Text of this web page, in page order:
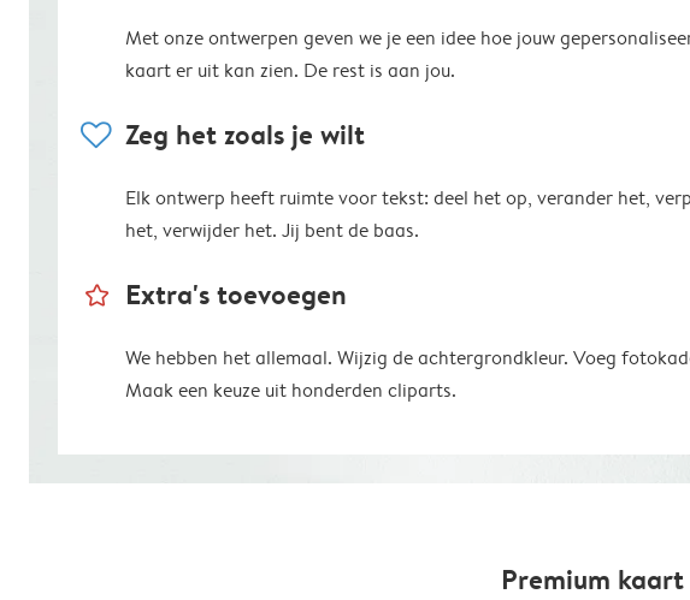
Met onze ontwerpen geven we je een idee hoe jouw
kaart er uit kan zien. De rest is aan jou.
heart Zeg het zoals je wilt
Elk ontwerp heeft ruimte voor tekst: deel het op, verander het,
het, verwijder het. Jij bent de baas.
star_outline Extra's toevoegen
We hebben het allemaal. Wijzig de achtergrondkleur. Voeg
Maak een keuze uit honderden cliparts.
Premium